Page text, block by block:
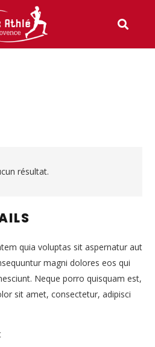
résultat.
quia voluptas sit aspernatur aut
magni dolores eos qui
Neque porro quisquam est,
sit amet, consectetur, adipisci